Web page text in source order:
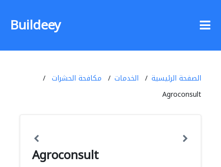
Buildeey
الصفحة الرئيسية الخدمات
مكافحة الحشرات
Agroconsult
Agroconsult